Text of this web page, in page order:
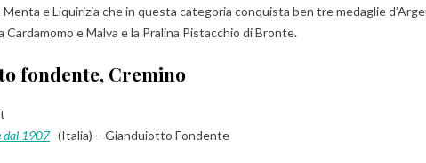
Menta e Liquirizia che in questa categoria conquista ben tre medaglie
Cardamomo e Malva e la Pralina Pistacchio di Bronte.
fondente, Cremino
dal 1907(Italia) – Gianduiotto Fondente